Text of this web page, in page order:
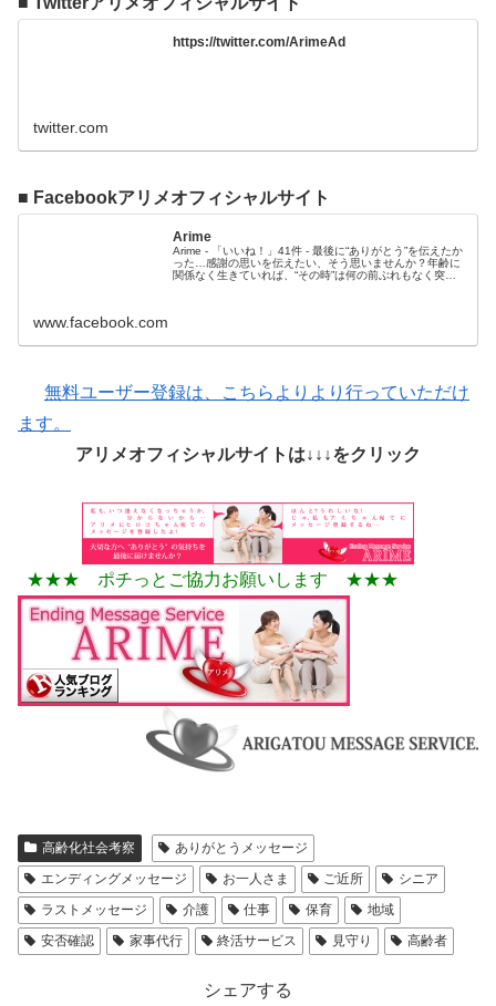
https://twitter.com/ArimeAd
twitter.com
■ Facebookアリメオフィシャルサイト
Arime
Arime - 「いいね！」41件 - 最後に“ありがとう”を伝えたか
った…感謝の思いを伝えたい、そう思いませんか？年齢に
関係なく生きていれば、“その時”は何の前ぶれもなく突然
www.facebook.com
無料ユーザー登録は、こちらよりより行っていただけ
ます。
アリメオフィシャルサイトは↓↓↓をクリック
★★★ ポチっとご協力お願いします ★★★
高齢化社会考察
ありがとうメッセージ
エンディングメッセージ
お一人さま ご近所
シニア
ラストメッセージ
介護 仕事 保育
地域
安否確認
家事代行 終活サービス 見守り 高齢者
シェアする